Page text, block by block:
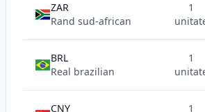
ZAR
Rand sud-african
1
BRL
Real brazilian
1
CNY
1